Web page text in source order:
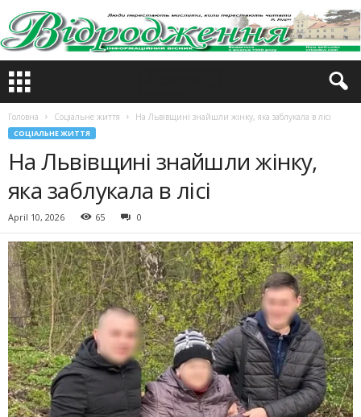
Головна Соціальне життя На Львівщині знайшли жінку, яка заблукала в лісі
СОЦІАЛЬНЕ ЖИТТЯ
На Львівщині знайшли жінку,
яка заблукала в лісі
April 10, 2026 65 0